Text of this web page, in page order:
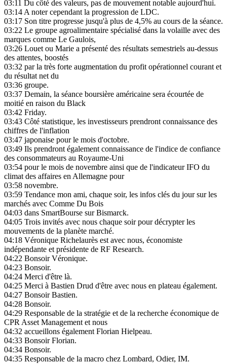
03:11 Du côté des valeurs, pas de mouvement notable aujourd'hui.
03:14A noter cependant la progression de LDC.
03:17 Son titre progresse jusqu'à plus de 4,5% au cours de la séance.
03:22 Le groupe agroalimentaire spécialisé dans la volaille avec des
marques comme Le Gaulois,
03:26 Louet ou Marie a présenté des résultats semestriels au-dessus
des attentes, boostés
03:32 par la très forte augmentation du profit opérationnel courant et
du résultat net du
03:36 groupe.
03:37 Demain, la séance boursière américaine sera écourtée de
moitié en raison du Black
03:42 Friday.
03:43 Côté statistique, les investisseurs prendront connaissance des
chiffres de l'inflation
03:47 japonaise pour le mois d'octobre.
03:49 Ils prendront également connaissance de l'indice de confiance
des consommateurs au Royaume-Uni
03:54 pour le mois de novembre ainsi que de l'indicateur IFO du
climat des affaires en Allemagne pour
03:58 novembre.
03:59 Tendance mon ami, chaque soir, les infos clés du jour sur les
marchés avec Comme Du Bois
04:03 dans SmartBourse sur Bismarck.
04:05 Trois invités avec nous chaque soir pour décrypter les
mouvements de la planète marché.
04:18 Véronique Richelaurès est avec nous, économiste
indépendante et présidente de RF Research.
04:22 Bonsoir Véronique.
04:23 Bonsoir.
04:24 Merci d'être là.
04:25 Merci à Bastien Drud d'être avec nous en plateau également.
04:27 Bonsoir Bastien.
04:28 Bonsoir.
04:29 Responsable de la stratégie et de la recherche économique de
CPR Asset Management et nous
04:32 accueillons également Florian Hielpeau.
04:33 Bonsoir Florian.
04:34 Bonsoir.
04:35 Responsable de la macro chez Lombard, Odier, IM.